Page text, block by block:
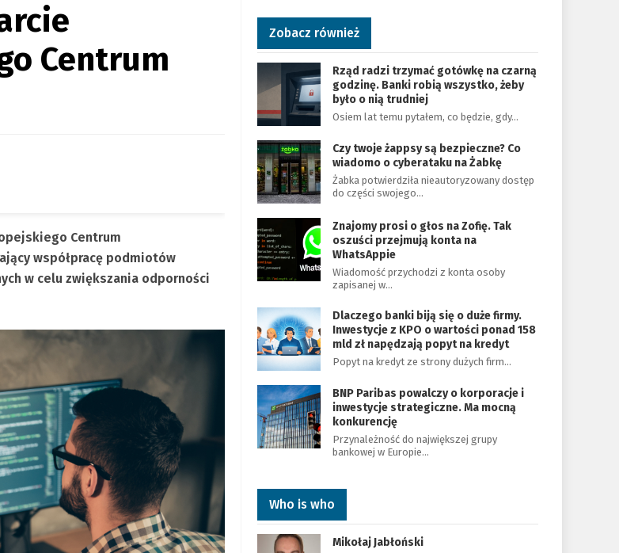
Centrum
Centrum
współpracę podmiotów
w celu zwiększania odporności
Zobacz również
Rząd radzi trzymać gotówkę na czarną
godzinę. Banki robią wszystko, żeby
było o nią trudniej
Osiem lat temu pytałem, co będzie, gdy…
Czy twoje żappsy są bezpieczne? Co
wiadomo o cyberataku na Żabkę
Żabka potwierdziła nieautoryzowany dostęp
do części swojego…
Znajomy prosi o głos na Zofię. Tak
oszuści przejmują konta na
WhatsAppie
Wiadomość przychodzi z konta osoby
zapisanej w…
Dlaczego banki biją się o duże firmy.
Inwestycje z KPO o wartości ponad 158
mld zł napędzają popyt na kredyt
Popyt na kredyt ze strony dużych firm…
BNP Paribas powalczy o korporacje i
inwestycje strategiczne. Ma mocną
konkurencję
Przynależność do największej grupy
bankowej w Europie…
Who is who
Mikołaj Jabłoński